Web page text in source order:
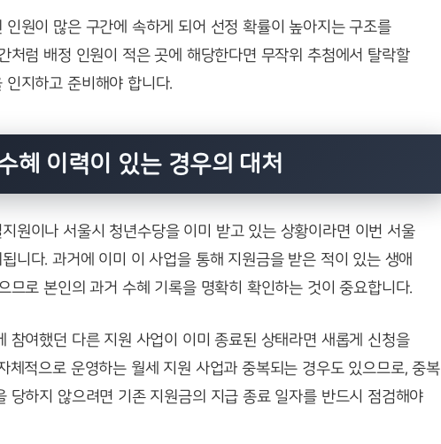
원이 많은 구간에 속하게 되어 선정 확률이 높아지는 구조를
처럼 배정 인원이 적은 곳에 해당한다면 무작위 추첨에서 탈락할
지하고 준비해야 합니다.
혜 이력이 있는 경우의 대처
원이나 서울시 청년수당을 이미 받고 있는 상황이라면 이번 서울
니다. 과거에 이미 이 사업을 통해 지원금을 받은 적이 있는 생애
므로 본인의 과거 수혜 기록을 명확히 확인하는 것이 중요합니다.
참여했던 다른 지원 사업이 이미 종료된 상태라면 새롭게 신청을
체적으로 운영하는 월세 지원 사업과 중복되는 경우도 있으므로, 중복
당하지 않으려면 기존 지원금의 지급 종료 일자를 반드시 점검해야